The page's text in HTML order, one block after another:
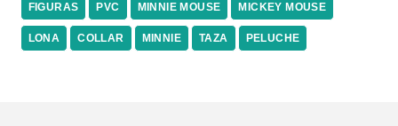
FIGURAS PVC MINNIE MOUSE MICKEY MOUSE
LONA COLLAR MINNIE TAZA PELUCHE